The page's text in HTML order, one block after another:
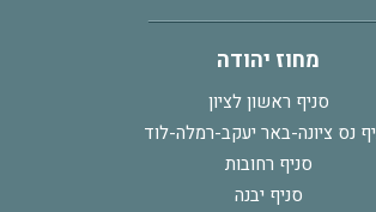
מחוז יהודה
סניף ראשון לציון
נס ציונה-באר יעקב-רמלה-לוד
סניף רחובות
סניף יבנה